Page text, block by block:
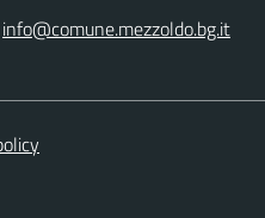
info@comune.mezzoldo.bg.it